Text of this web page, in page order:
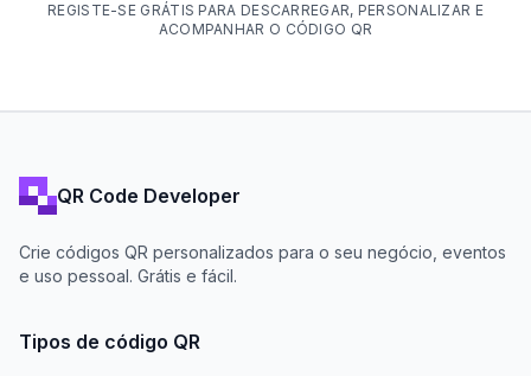
REGISTE-SE GRÁTIS PARA DESCARREGAR, PERSONALIZAR E
ACOMPANHAR O CÓDIGO QR
QR Code Developer
Crie códigos QR personalizados para o seu negócio, eventos
e uso pessoal. Grátis e fácil.
Tipos de código QR